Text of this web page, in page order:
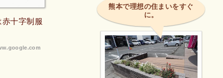
十字制服
熊本で理想の住まいをすぐ
に。